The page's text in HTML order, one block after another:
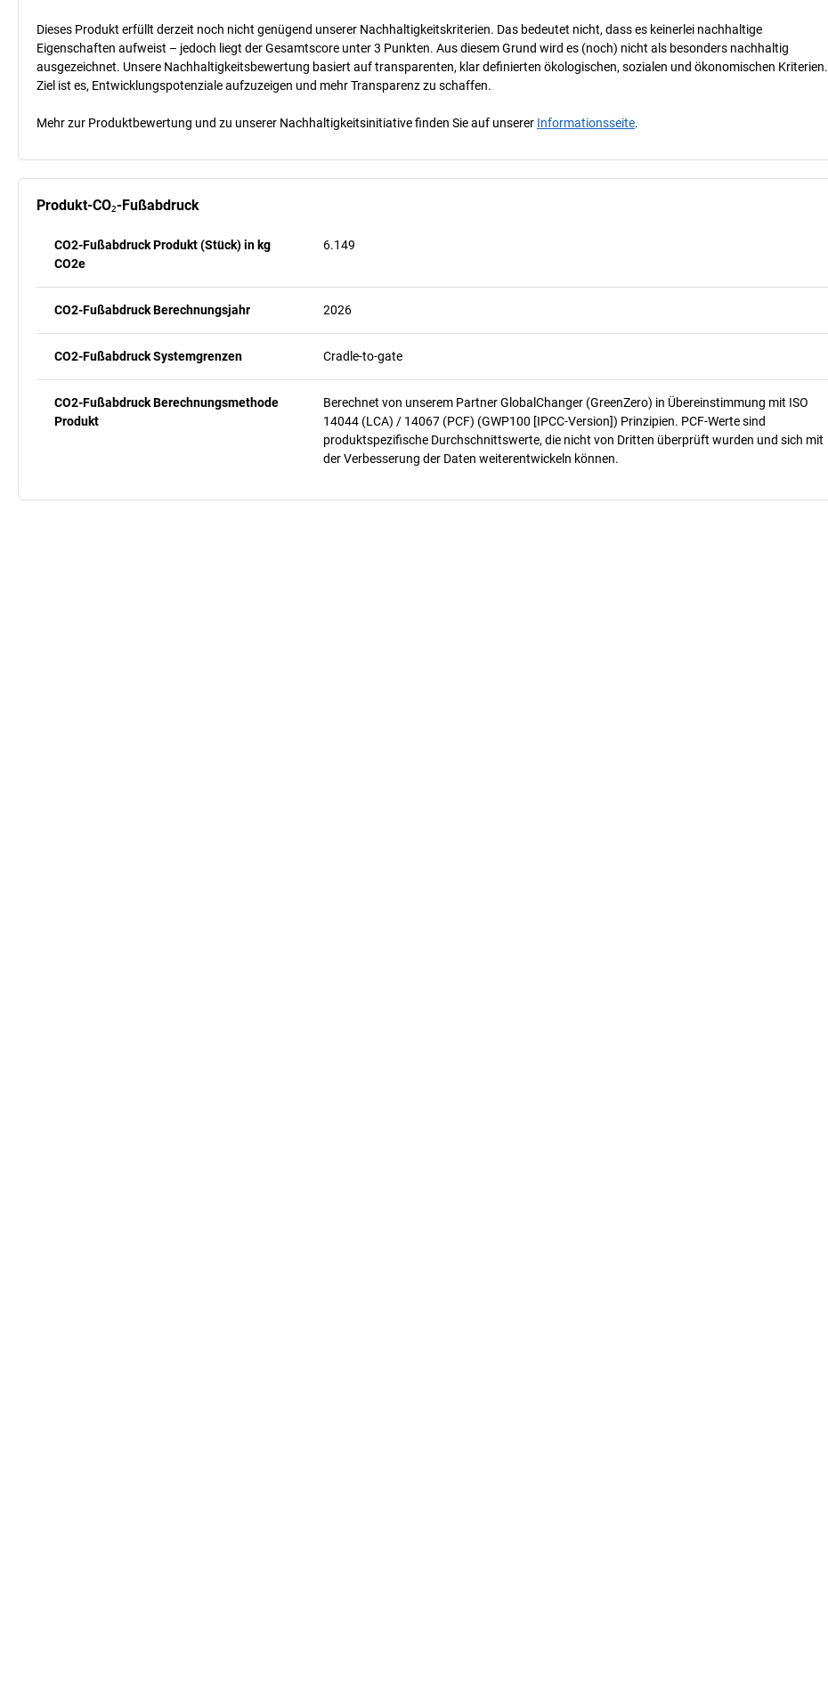
Dieses Produkt erfüllt derzeit noch nicht genügend unserer Nachhaltigkeitskriterien. Das bedeutet nicht, dass es keinerlei nachhaltige
Eigenschaften aufweist – jedoch liegt der Gesamtscore unter 3 Punkten. Aus diesem Grund wird es (noch) nicht als besonders nachhaltig
ausgezeichnet. Unsere Nachhaltigkeitsbewertung basiert auf transparenten, klar definierten ökologischen, sozialen und ökonomischen Kriterien.
Ziel ist es, Entwicklungspotenziale aufzuzeigen und mehr Transparenz zu schaffen.
Mehr zur Produktbewertung und zu unserer Nachhaltigkeitsinitiative finden Sie auf unserer Informationsseite.
Produkt-CO₂-Fußabdruck
CO2-Fußabdruck Produkt (Stück) in kg
CO2e
6.149
CO2-Fußabdruck Berechnungsjahr 2026
CO2-Fußabdruck Systemgrenzen Cradle-to-gate
CO2-Fußabdruck Berechnungsmethode
Produkt
Berechnet von unserem Partner GlobalChanger (GreenZero) in Übereinstimmung mit ISO
14044 (LCA) / 14067 (PCF) (GWP100 [IPCC-Version]) Prinzipien. PCF-Werte sind
produktspezifische Durchschnittswerte, die nicht von Dritten überprüft wurden und sich mit
der Verbesserung der Daten weiterentwickeln können.